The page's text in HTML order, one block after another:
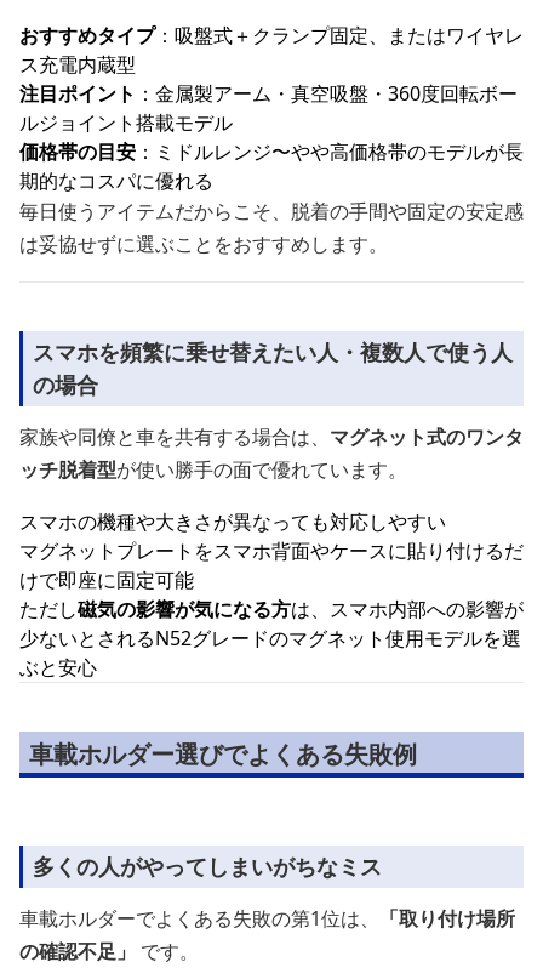
おすすめタイプ：吸盤式＋クランプ固定、またはワイヤレ
ス充電内蔵型
注目ポイント ：金属製アーム・真空吸盤・360度回転ボー
ルジョイント搭載モデル
価格帯の目安 ：ミドルレンジ〜やや高価格帯のモデルが長
期的なコスパに優れる
毎日使うアイテムだからこそ、脱着の手間や固定の安定感
は妥協せずに選ぶことをおすすめします。
スマホを頻繁に乗せ替えたい人・複数人で使う人
の場合
家族や同僚と車を共有する場合は、 マグネット式のワンタ
ッチ脱着型が使い勝手の面で優れています。
スマホの機種や大きさが異なっても対応しやすい
マグネットプレートをスマホ背面やケースに貼り付けるだ
けで即座に固定可能
ただし磁気の影響が気になる方は、スマホ内部への影響が
少ないとされるN52グレードのマグネット使用モデルを選
ぶと安心
車載ホルダー選びでよくある失敗例
多くの人がやってしまいがちなミス
車載ホルダーでよくある失敗の第1位は、
「取り付け場所
の確認不足」
です。